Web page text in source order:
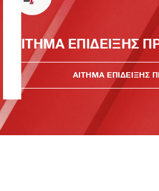
ΑΙΤΗΜΑ ΕΠΙΔΕΙΞΗΣ
ΑΙΤΗΜΑ ΕΠΙΔΕΙΞΗΣ